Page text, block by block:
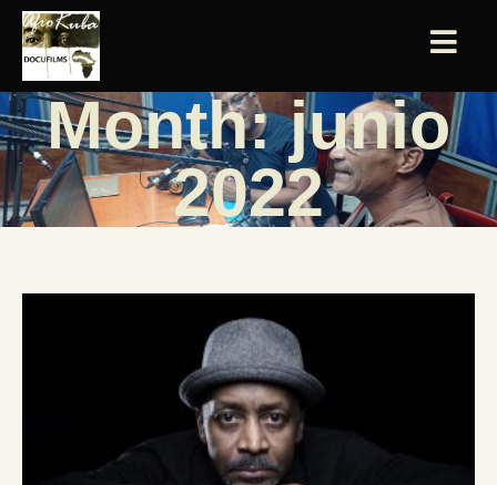
Month: junio
2022